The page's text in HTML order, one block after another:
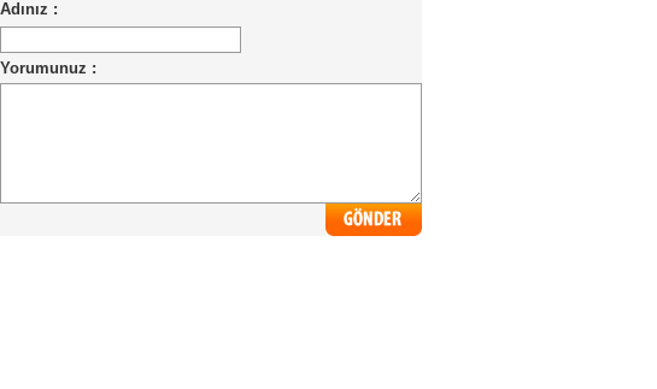
Adınız :
Yorumunuz :